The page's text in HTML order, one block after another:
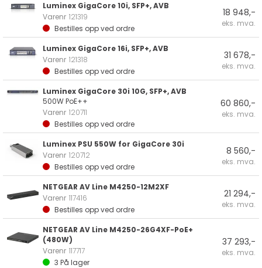
Luminex GigaCore 10i, SFP+, AVB
Varenr 121319
Bestilles opp ved ordre
18 948,-
eks. mva.
Luminex GigaCore 16i, SFP+, AVB
Varenr 121318
Bestilles opp ved ordre
31 678,-
eks. mva.
Luminex GigaCore 30i 10G, SFP+, AVB
500W PoE++
Varenr 120711
Bestilles opp ved ordre
60 860,-
eks. mva.
Luminex PSU 550W for GigaCore 30i
Varenr 120712
Bestilles opp ved ordre
8 560,-
eks. mva.
NETGEAR AV Line M4250-12M2XF
Varenr 117416
Bestilles opp ved ordre
21 294,-
eks. mva.
NETGEAR AV Line M4250-26G4XF-PoE+
(480W)
Varenr 117717
3 På lager
37 293,-
eks. mva.